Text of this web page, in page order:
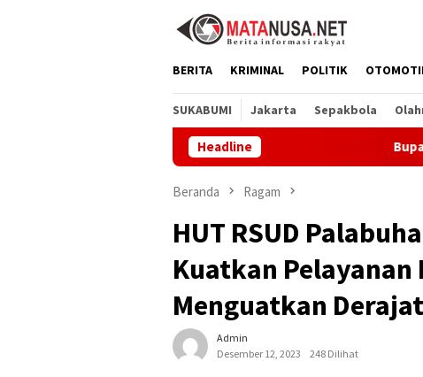
BERITA KRIMINAL POLITIK
SUKABUMI Jakarta Sepakbola
Headline Bupati Asep Japar
Beranda Ragam
HUT RSUD
Kuatkan Pelayanan
Menguatkan
Admin
Desember 12, 2023
248 Dilihat